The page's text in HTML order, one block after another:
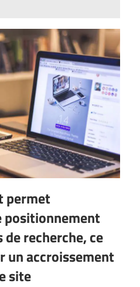
permet
positionnement
recherche, ce
un accroissement
site